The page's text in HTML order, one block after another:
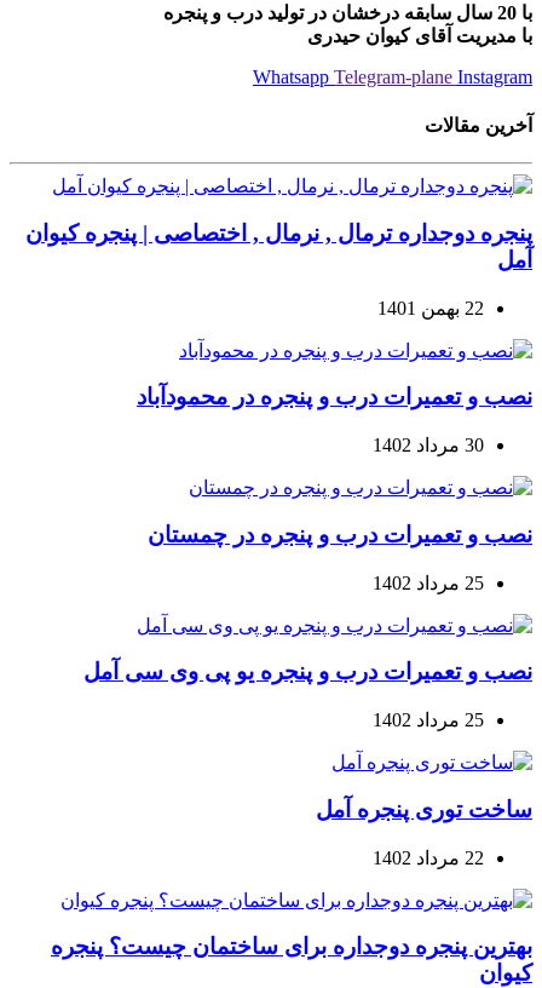
با 20 سال سابقه درخشان در تولید درب و پنجره
با مدیریت آقای کیوان حیدری
Whatsapp Telegram-plane Instagram
آخرین مقالات
پنجره دوجداره ترمال , نرمال , اختصاصی | پنجره کیوان
آمل
22 بهمن 1401
نصب و تعمیرات درب و پنجره در محمودآباد
30 مرداد 1402
نصب و تعمیرات درب و پنجره در چمستان
25 مرداد 1402
نصب و تعمیرات درب و پنجره یو پی وی سی آمل
25 مرداد 1402
ساخت توری پنجره آمل
22 مرداد 1402
بهترین پنجره دوجداره برای ساختمان چیست؟ پنجره
کیوان